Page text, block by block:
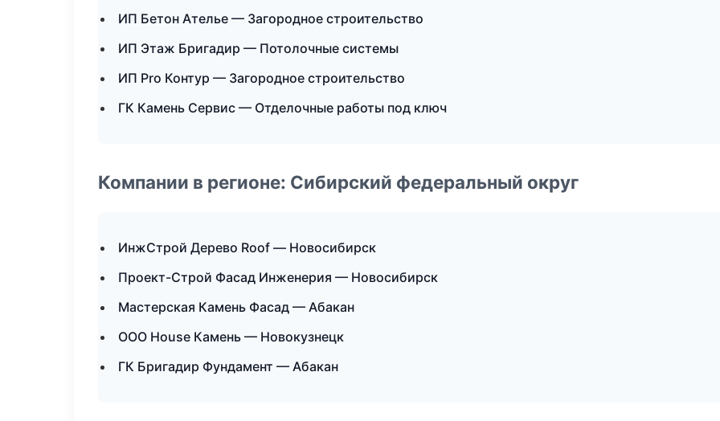
ИП Бетон Ателье — Загородное строительство
ИП Этаж Бригадир — Потолочные системы
ИП Pro Контур — Загородное строительство
ГК Камень Сервис — Отделочные работы под ключ
Компании в регионе: Сибирский федеральный округ
ИнжСтрой Дерево Roof — Новосибирск
Проект-Строй Фасад Инженерия — Новосибирск
Мастерская Камень Фасад — Абакан
ООО House Камень — Новокузнецк
ГК Бригадир Фундамент — Абакан